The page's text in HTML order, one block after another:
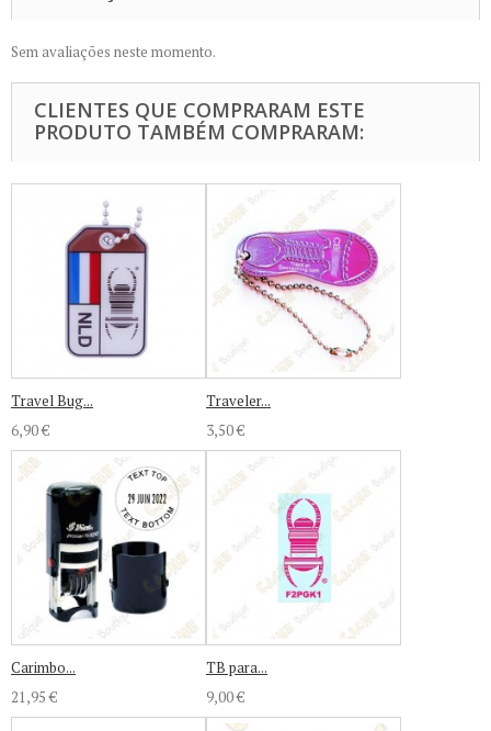
Sem avaliações neste momento.
CLIENTES QUE COMPRARAM ESTE
PRODUTO TAMBÉM COMPRARAM:
Travel Bug...
6,90 €
Traveler...
3,50 €
Carimbo...
21,95 €
TB para...
9,00 €